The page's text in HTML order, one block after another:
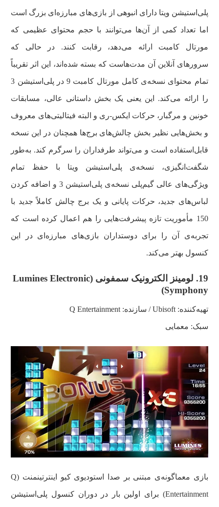
پلی‌استیشن ویتا دارای انبوهی از بازی‌های مبارزه‌ای بزرگ است
اما تعداد کمی از آن‌ها می‌توانند با حجم محتوای عظیمی که
مورتال کامبت ارائه می‌دهد، رقابت کنند. در حالی که
سرورهای آنلاین آن مدت‌هاست که بسته شده‌اند، این اثر تقریباً
تمام محتوای نسخه‌ی کامل مورتال کامبت 9 در پلی‌استیشن 3
را ارائه می‌کند. این یعنی یک بخش داستانی عالی، مسابقات
خونین و مرگبار، حرکات ایکس‌-ری و البته فیتالیتی‌های معروف
و بخش‌هایی نظیر بخش چالش‌های برج‌ها همچنان در این نسخه
قابل‌استفاده است و می‌تواند طرفداران را سرگرم کند. به‌طور
شگفت‌انگیزی، نسخه‌ی پلی‌استیشن ویتا با حفظ تمام
ویژگی‌های عالی گیم‌پلی نسخه‌ی پلی‌استیشن 3 و اضافه کردن
لباس‌های جدید، حرکات پایانی و یک برج چالش کاملاً جدید با
150 مأموریت تازه پیشرفت‌هایی را هم اعمال کرده است که
تجربه‌ی آن را برای دوستداران بازی‌های مبارزه‌ای در این
کنسول بهتر می‌کند.
19. لومینز الکترونیک سمفونی (Lumines Electronic
Symphony
)
تهیه‌کننده:Ubisoft / سازنده: Q Entertainment
سبک: معمایی
بازی معماگونه‌ی مبتنی بر صدا استودیوی کیو اینترتینمنت (Q
Entertainment) برای اولین بار در دوران کنسول پلی‌استیشن